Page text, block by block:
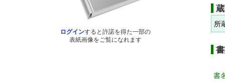
ログインすると許諾を得た一部の
表紙画像をご覧になれます
所
書